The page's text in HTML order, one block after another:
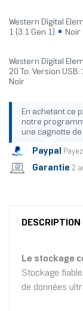
Western Digital
1 (3.1 Gen 1)
Noir
Western Digital
20 To. Version
Noir
En achetant ce
notre
une cagnotte de
Paypal
Garantie 2
DESCRIPTION
Le stockage
Stockage
de données